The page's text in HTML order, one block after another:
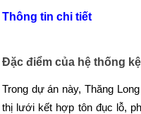
Thông tin chi tiết
Đặc điểm của hệ thống
Trong dự án này, Thăng
thị lưới kết hợp tôn đục lỗ,